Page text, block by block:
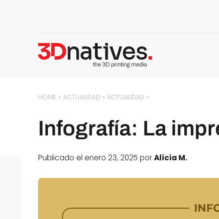
HOME »ACTUALIDAD »ACTUALIDAD »
Infografía: La
Publicado el enero 23, 2025 porAlicia M.